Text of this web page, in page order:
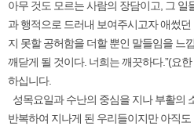
아무 것도 모르는 사람의 장담이고, 그
과 행적으로 드러내 보여주시고자 애썼
지 못할 공허함을 더할 뿐인 말들임을 느
깨닫게 될 것이다. 너희는 깨끗하다.”(요
하십니다.
성목요일과 수난의 중심을 지나 부활의
반복하여 지나게 된 우리들이지만 아직